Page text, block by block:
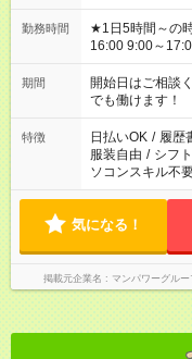
勤務時間
★1日5時間～の時短シフトOK ★ス
16:00 9:00～17:00
場合、他のお仕
ん ※法令に基づ
となります ※労
短時間・短期間
期間
開始日はご相
でも働けます！
特徴 日払いOK / 履歴
服装自由 / シフ
ソコンスキル不
気になる！
掲載元企業名 マンパワーグル